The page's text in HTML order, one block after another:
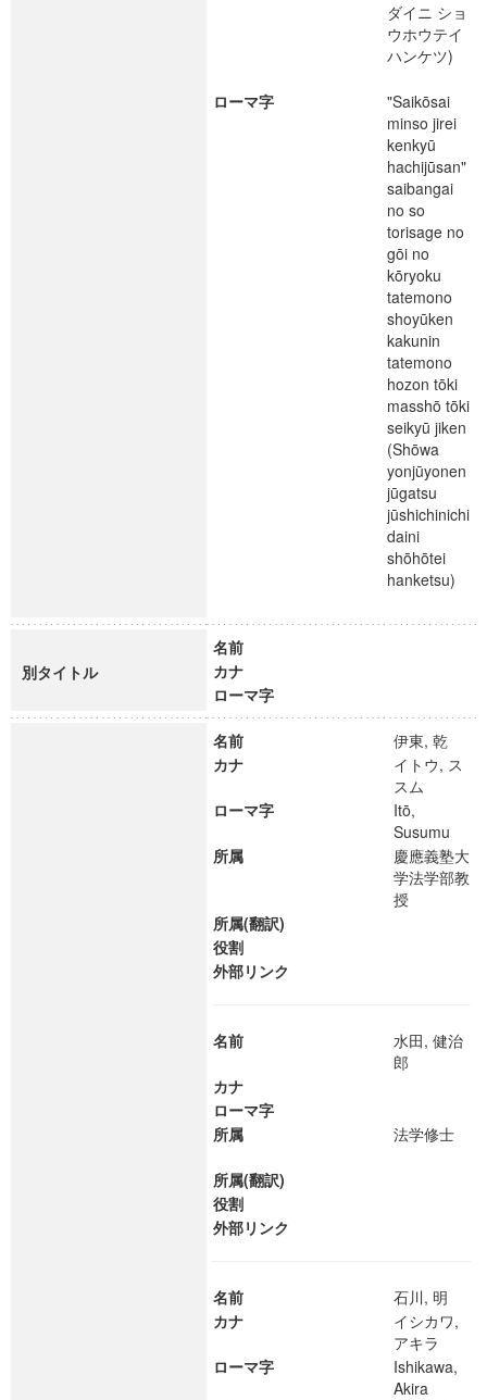
ダイニ ショ
ウホウテイ
ハンケツ)
ローマ字
"Saikōsai
minso jirei
kenkyū
hachijūsan"
saibangai
no so
torisage no
gōi no
kōryoku
tatemono
shoyūken
kakunin
tatemono
hozon tōki
masshō tōki
seikyū jiken
(Shōwa
yonjūyonen
jūgatsu
jūshichinichi
daini
shōhōtei
hanketsu)
別タイトル
名前
カナ
ローマ字
名前
伊東, 乾
カナ
イトウ, ス
スム
ローマ字
Itō,
Susumu
所属
慶應義塾大
学法学部教
授
所属(翻訳)
役割
外部リンク
名前
水田, 健治
郎
カナ
ローマ字
所属
法学修士
所属(翻訳)
役割
外部リンク
名前
石川, 明
カナ
イシカワ,
アキラ
ローマ字
Ishikawa,
Akira